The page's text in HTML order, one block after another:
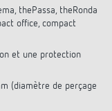
thePassa, theRonda
office, compact
et une protection
(diamètre de perçage